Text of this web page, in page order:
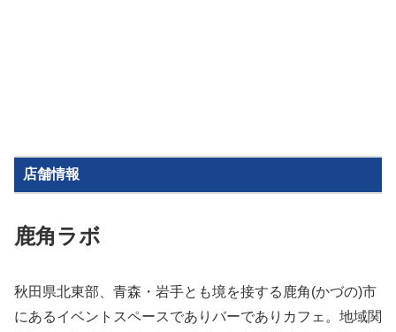
店舗情報
鹿角ラボ
秋田県北東部、青森・岩手とも境を接する鹿角(かづの)市
にあるイベントスペースでありバーでありカフェ。地域関